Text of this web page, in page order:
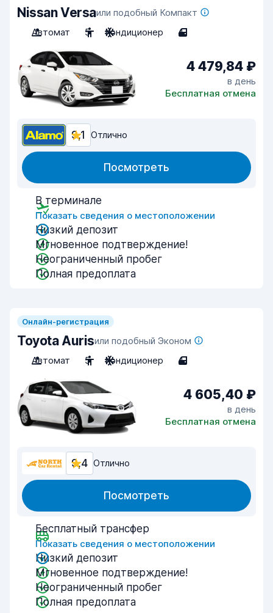
Nissan Versaили подобный Компакт
Автомат
5 Кондиционер 4
4 479,84 ₽
в день
Бесплатная отмена
9,1 Отлично
Посмотреть
В терминале
Показать сведения о местоположении
Низкий депозит
Мгновенное подтверждение!
Неограниченный пробег
Полная предоплата
Онлайн-регистрация
Toyota Aurisили подобный Эконом
Автомат
5 Кондиционер 4
4 605,40 ₽
в день
Бесплатная отмена
9,4 Отлично
Посмотреть
Бесплатный трансфер
Показать сведения о местоположении
Низкий депозит
Мгновенное подтверждение!
Неограниченный пробег
Полная предоплата